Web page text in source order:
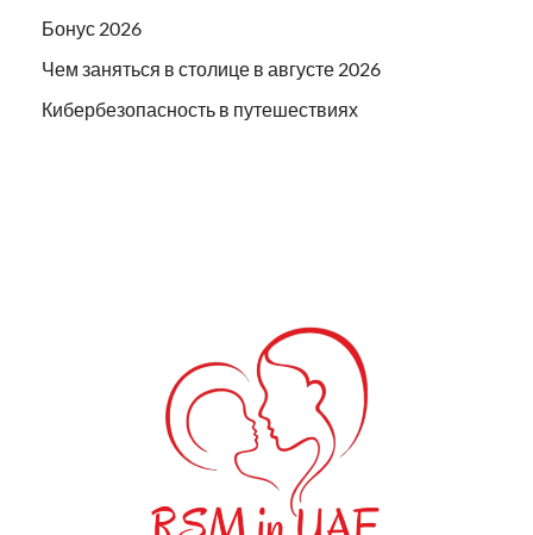
Бонус 2026
Чем заняться в столице в августе 2026
Кибербезопасность в путешествиях